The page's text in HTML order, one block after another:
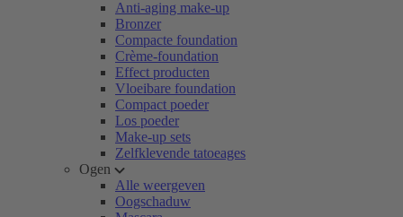
Anti-aging make-up
Bronzer
Compacte foundation
Crème-foundation
Effect producten
Vloeibare foundation
Compact poeder
Los poeder
Make-up sets
Zelfklevende tatoeages
Ogen
Alle weergeven
Oogschaduw